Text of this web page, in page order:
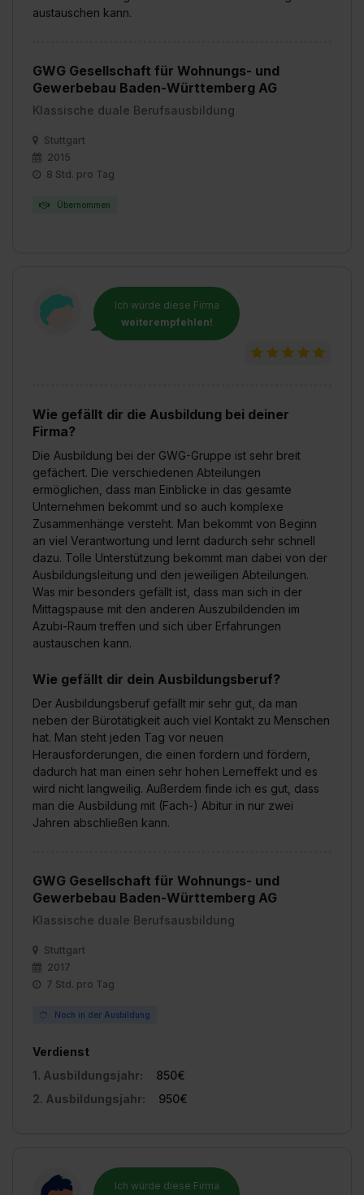
austauschen kann.
GWG Gesellschaft für Wohnungs- und
Gewerbebau Baden-Württemberg AG
Klassische duale Berufsausbildung
Stuttgart
2015
8 Std. pro Tag
Übernommen
Ich würde diese Firma
weiterempfehlen!
Wie gefällt dir die Ausbildung bei deiner
Firma?
Die Ausbildung bei der GWG-Gruppe ist sehr breit
gefächert. Die verschiedenen Abteilungen
ermöglichen, dass man Einblicke in das gesamte
Unternehmen bekommt und so auch komplexe
Zusammenhänge versteht. Man bekommt von Beginn
an viel Verantwortung und lernt dadurch sehr schnell
dazu. Tolle Unterstützung bekommt man dabei von der
Ausbildungsleitung und den jeweiligen Abteilungen.
Was mir besonders gefällt ist, dass man sich in der
Mittagspause mit den anderen Auszubildenden im
Azubi-Raum treffen und sich über Erfahrungen
austauschen kann.
Wie gefällt dir dein Ausbildungsberuf?
Der Ausbildungsberuf gefällt mir sehr gut, da man
neben der Bürotätigkeit auch viel Kontakt zu Menschen
hat. Man steht jeden Tag vor neuen
Herausforderungen, die einen fordern und fördern,
dadurch hat man einen sehr hohen Lerneffekt und es
wird nicht langweilig. Außerdem finde ich es gut, dass
man die Ausbildung mit (Fach-) Abitur in nur zwei
Jahren abschließen kann.
GWG Gesellschaft für Wohnungs- und
Gewerbebau Baden-Württemberg AG
Klassische duale Berufsausbildung
Stuttgart
2017
7 Std. pro Tag
Noch in der Ausbildung
Verdienst
1. Ausbildungsjahr:
850€
2. Ausbildungsjahr:
950€
Ich würde diese Firma